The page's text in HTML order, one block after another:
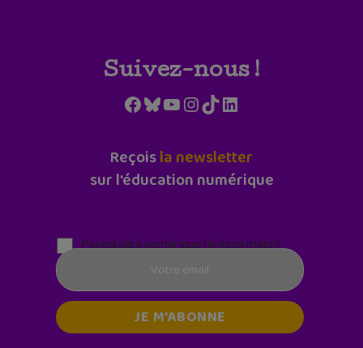
Suivez-nous !
Facebook
Bluesky
YouTube
Instagram
TikTokLinkedIn
Reçoisla newsletter
sur l'éducation numérique
Parentalité numérique (le lundi matin)